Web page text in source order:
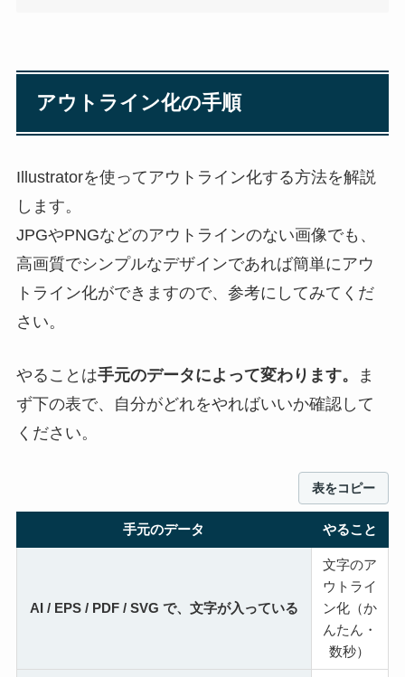
アウトライン化の手順
Illustratorを使ってアウトライン化する方法を解説
します。
JPGやPNGなどのアウトラインのない画像でも、
高画質でシンプルなデザインであれば簡単にアウ
トライン化ができますので、参考にしてみてくだ
さい。
やることは手元のデータによって変わります。
ま
ず下の表で、自分がどれをやればいいか確認して
ください。
表をコピー
手元のデータ やること
AI / EPS / PDF / SVG で、 文字が入っている
文字のア
ウトライ
ン化（か
んたん・
数秒）